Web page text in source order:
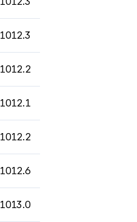
1012.3
1012.2
1012.1
1012.2
1012.6
1013.0